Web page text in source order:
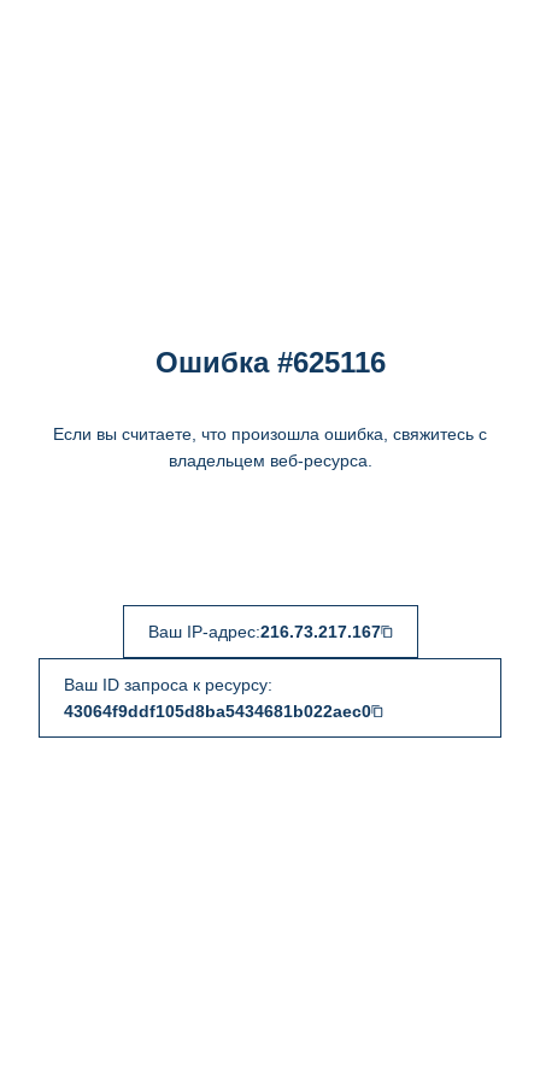
Ошибка #625116
Если вы считаете, что произошла ошибка, свяжитесь с
владельцем веб-ресурса.
Ваш IP-адрес:216.73.217.167
Ваш ID запроса к ресурсу:
43064f9ddf105d8ba5434681b022aec0